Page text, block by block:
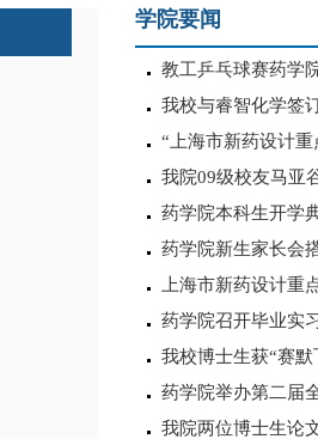
学院要闻
教工乒乓球赛药学
我校与睿智化学签
“上海市新药设计
我院09级校友马亚
药学院本科生开学
药学院新生家长会
上海市新药设计重
药学院召开毕业实
我校博士生获“赛
药学院举办第二届
我院两位博士生论